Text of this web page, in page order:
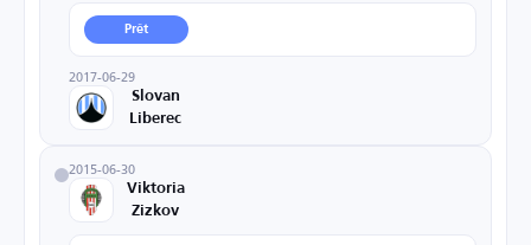
Prêt
2017-06-29
Slovan
Liberec
2015-06-30
Viktoria
Zizkov